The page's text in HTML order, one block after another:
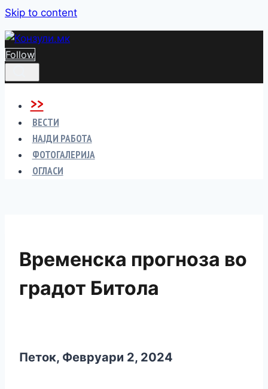
Skip to content
Follow
>>
ВЕСТИ
НАЈДИ РАБОТА
ФОТОГАЛЕРИЈА
ОГЛАСИ
Временска прогноза во
градот Битола
Петок, Февруари 2, 2024